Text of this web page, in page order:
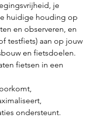
je
huidige houding op
en observeren, en
testfiets) aan op jouw
en fietsdoelen.
fietsen in een
ondersteunt.